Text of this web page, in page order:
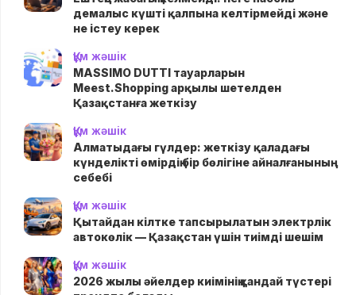
демалыс күшті қалпына келтірмейді және
не істеу керек
Құм жәшік
MASSIMO DUTTI тауарларын
Meest.Shopping арқылы шетелден
Қазақстанға жеткізу
Құм жәшік
Алматыдағы гүлдер: жеткізу қаладағы
күнделікті өмірдің бір бөлігіне айналғанының
себебі
Құм жәшік
Қытайдан кілтке тапсырылатын электрлік
автокөлік — Қазақстан үшін тиімді шешім
Құм жәшік
2026 жылы әйелдер киімінің қандай түстері